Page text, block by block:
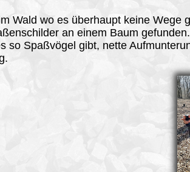
Wald wo es überhaupt keine Wege
an einem Baum
so Spaßvögel gibt, nette